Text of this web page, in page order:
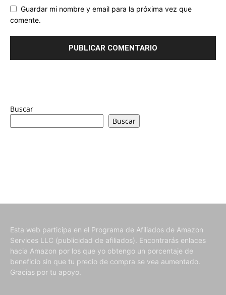
Guardar mi nombre y email para la próxima vez que
comente.
Buscar
Buscar
Esta web participa en el Programa de Afiliados de Amazon
Services LLC (publicidad de afiliados). Encontrarás enlaces
hacia Amazon por los que yo obtengo un porcentaje de
beneficio sin que tu precio de compra se vea aumentado.
Gracias por tu apoyo.